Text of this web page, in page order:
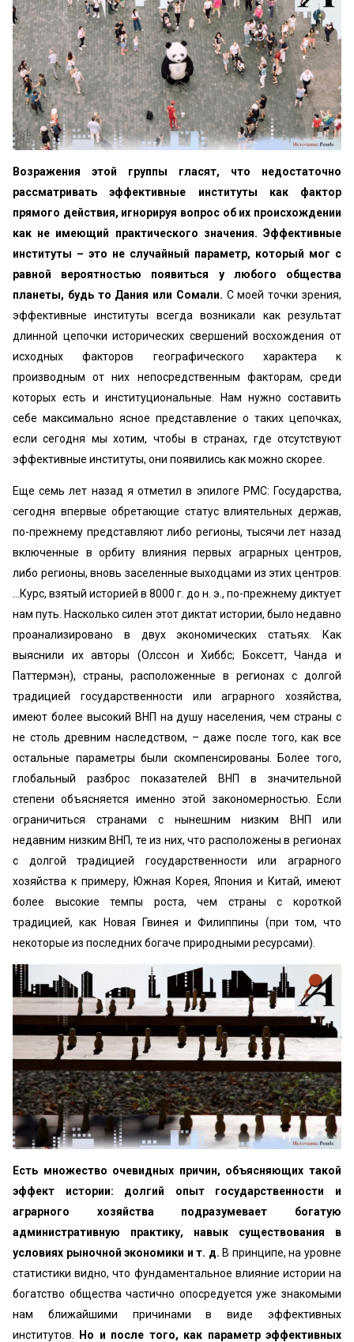
Возражения этой группы гласят, что недостаточно
рассматривать эффективные институты как фактор
прямого действия, игнорируя вопрос об их происхождении
как не имеющий практического значения. Эффективные
институты – это не случайный параметр, который мог с
равной вероятностью появиться у любого общества
планеты, будь то Дания или Сомали. С моей точки зрения,
эффективные институты всегда возникали как результат
длинной цепочки исторических свершений восхождения от
исходных факторов географического характера к
производным от них непосредственным факторам, среди
которых есть и институциональные. Нам нужно составить
себе максимально ясное представление о таких цепочках,
если сегодня мы хотим, чтобы в странах, где отсутствуют
эффективные институты, они появились как можно скорее.
Еще семь лет назад я отметил в эпилоге РМС: Государства,
сегодня впервые обретающие статус влиятельных держав,
по-прежнему представляют либо регионы, тысячи лет назад
включенные в орбиту влияния первых аграрных центров,
либо регионы, вновь заселенные выходцами из этих центров.
...Курс, взятый историей в 8000 г. до н. э., по-прежнему диктует
нам путь. Насколько силен этот диктат истории, было недавно
проанализировано в двух экономических статьях. Как
выяснили их авторы (Олссон и Хиббс; Боксетт, Чанда и
Паттермэн), страны, расположенные в регионах с долгой
традицией государственности или аграрного хозяйства,
имеют более высокий ВНП на душу населения, чем страны с
не столь древним наследством, – даже после того, как все
остальные параметры были скомпенсированы. Более того,
глобальный разброс показателей ВНП в значительной
степени объясняется именно этой закономерностью. Если
ограничиться странами с нынешним низким ВНП или
недавним низким ВНП, те из них, что расположены в регионах
с долгой традицией государственности или аграрного
хозяйства к примеру, Южная Корея, Япония и Китай, имеют
более высокие темпы роста, чем страны с короткой
традицией, как Новая Гвинея и Филиппины (при том, что
некоторые из последних богаче природными ресурсами).
Есть множество очевидных причин, объясняющих такой
эффект истории: долгий опыт государственности и
аграрного хозяйства подразумевает богатую
административную практику, навык существования в
условиях рыночной экономики и т. д. В принципе, на уровне
статистики видно, что фундаментальное влияние истории на
богатство общества частично опосредуется уже знакомыми
нам ближайшими причинами в виде эффективных
институтов.
Но и после того, как параметр эффективных